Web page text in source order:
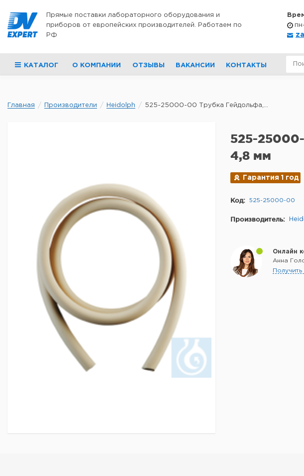
Прямые поставки лабораторного оборудования и
приборов от европейских производителей. Работаем по
РФ
КАТАЛОГ О КОМПАНИИ ОТЗЫВЫ ВАКАНСИИ КОНТАКТЫ
Главная Производители Heidolph 525-25000-00 Трубка Гейдольфа,...
525-
4,8 мм
Гарантия 1 год
Код: 525-25000-00
Производитель:
Онлайн
Анна
Получить